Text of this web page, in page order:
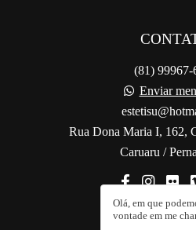
(81) 99967-
Enviar
Rua Dona Maria I, 162,
Caruaru /
Olá, em que
vontade em me